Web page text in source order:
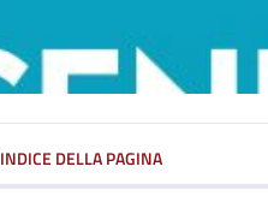
INDICE DELLA PAGINA